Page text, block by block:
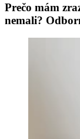
Prečo mám
nemali?